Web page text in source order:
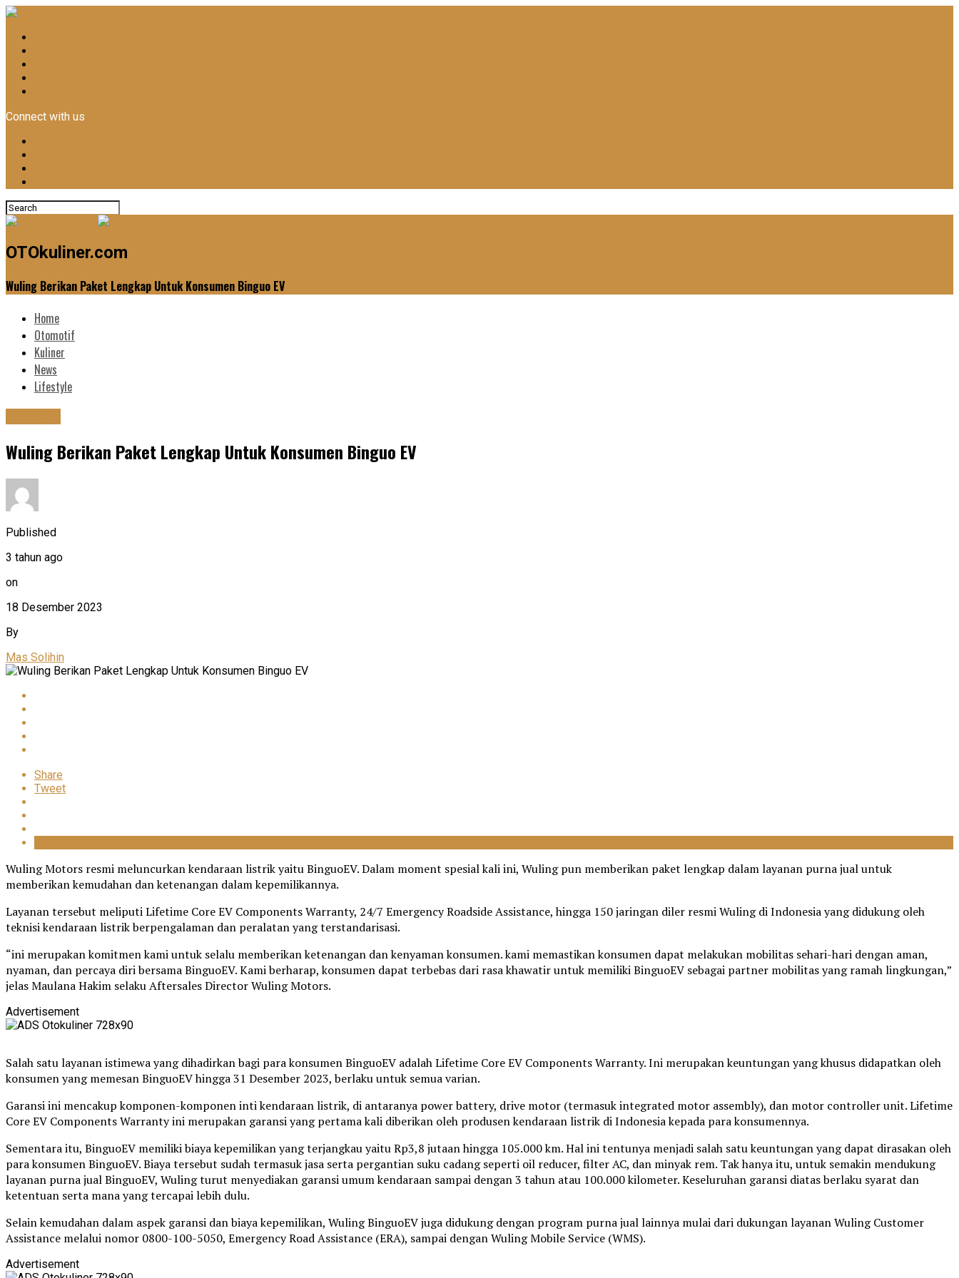
Connect with us
OTOkuliner.com
Wuling Berikan Paket Lengkap Untuk Konsumen Binguo EV
Home
Otomotif
Kuliner
News
Lifestyle
Wuling Berikan Paket Lengkap Untuk Konsumen Binguo EV
Published
3 tahun ago
on
18 Desember 2023
By
Mas Solihin
Share
Tweet
Wuling Motors resmi meluncurkan kendaraan listrik yaitu BinguoEV. Dalam moment spesial kali ini, Wuling pun memberikan paket lengkap dalam layanan purna jual untuk
memberikan kemudahan dan ketenangan dalam kepemilikannya.
Layanan tersebut meliputi Lifetime Core EV Components Warranty, 24/7 Emergency Roadside Assistance, hingga 150 jaringan diler resmi Wuling di Indonesia yang didukung oleh
teknisi kendaraan listrik berpengalaman dan peralatan yang terstandarisasi.
“ini merupakan komitmen kami untuk selalu memberikan ketenangan dan kenyaman konsumen. kami memastikan konsumen dapat melakukan mobilitas sehari-hari dengan aman,
nyaman, dan percaya diri bersama BinguoEV. Kami berharap, konsumen dapat terbebas dari rasa khawatir untuk memiliki BinguoEV sebagai partner mobilitas yang ramah lingkungan,”
jelas Maulana Hakim selaku Aftersales Director Wuling Motors.
Advertisement
Salah satu layanan istimewa yang dihadirkan bagi para konsumen BinguoEV adalah Lifetime Core EV Components Warranty. Ini merupakan keuntungan yang khusus didapatkan oleh
konsumen yang memesan BinguoEV hingga 31 Desember 2023, berlaku untuk semua varian.
Garansi ini mencakup komponen-komponen inti kendaraan listrik, di antaranya power battery, drive motor (termasuk integrated motor assembly), dan motor controller unit. Lifetime
Core EV Components Warranty ini merupakan garansi yang pertama kali diberikan oleh produsen kendaraan listrik di Indonesia kepada para konsumennya.
Sementara itu, BinguoEV memiliki biaya kepemilikan yang terjangkau yaitu Rp3,8 jutaan hingga 105.000 km. Hal ini tentunya menjadi salah satu keuntungan yang dapat dirasakan oleh
para konsumen BinguoEV. Biaya tersebut sudah termasuk jasa serta pergantian suku cadang seperti oil reducer, filter AC, dan minyak rem. Tak hanya itu, untuk semakin mendukung
layanan purna jual BinguoEV, Wuling turut menyediakan garansi umum kendaraan sampai dengan 3 tahun atau 100.000 kilometer. Keseluruhan garansi diatas berlaku syarat dan
ketentuan serta mana yang tercapai lebih dulu.
Selain kemudahan dalam aspek garansi dan biaya kepemilikan, Wuling BinguoEV juga didukung dengan program purna jual lainnya mulai dari dukungan layanan Wuling Customer
Assistance melalui nomor 0800-100-5050, Emergency Road Assistance (ERA), sampai dengan Wuling Mobile Service (WMS).
Advertisement